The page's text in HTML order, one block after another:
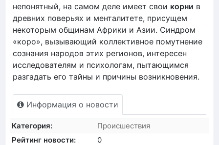
непонятный, на самом деле имеет свои корни в
древних поверьях и менталитете, присущем
некоторым общинам Африки и Азии. Синдром
«коро», вызывающий коллективное помутнение
сознания народов этих регионов, интересен
исследователям и психологам, пытающимся
разгадать его тайны и причины возникновения.
Информация о новости
Категория:
Происшествия
Рейтинг новости:
0